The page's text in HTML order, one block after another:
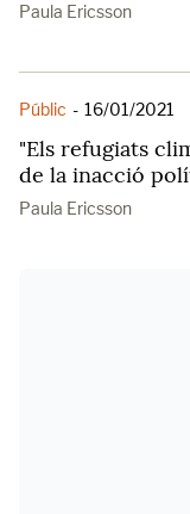
Paula Ericsson
Públic - 16/01/2021
"Els refugiats
de la inacció
Paula Ericsson